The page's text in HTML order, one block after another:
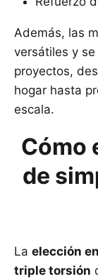
Además, las
versátiles y
proyectos,
hogar hasta
escala.
Cómo
de
La elección
triple torsión